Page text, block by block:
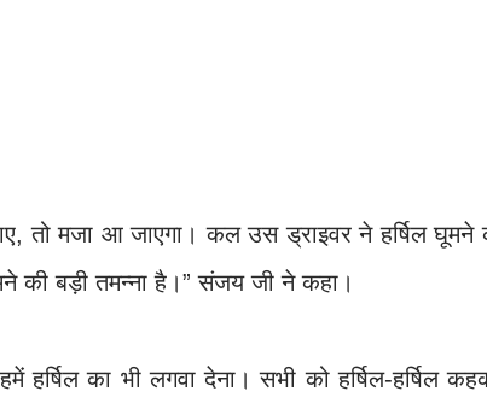
तो मजा आ जाएगा। कल उस ड्राइवर ने हर्षिल घूमने
की बड़ी तमन्ना है।” संजय जी ने कहा।
का भी लगवा देना। सभी को हर्षिल-हर्षिल